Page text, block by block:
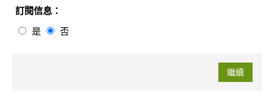
訂閱信息：
是
否
繼續